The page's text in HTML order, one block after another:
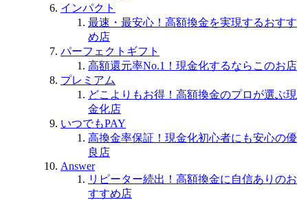
インパクト
最速・最安心！高額換金を実現するおすす
め店
パーフェクトギフト
高額還元率No.1！現金化するならこのお店
プレミアム
どこよりもお得！高額換金のプロが選ぶ現
金化店
いつでもPAY
高換金率保証！現金化初心者にも安心の優
良店
Answer
リピーター続出！高額換金に自信ありのお
すすめ店